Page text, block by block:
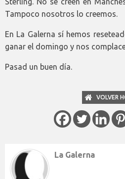
Tampoco nosotros lo creemos.
En La Galerna sí hemos
ganar el domingo y nos
Pasad un buen día.
VOLVER
La Galerna